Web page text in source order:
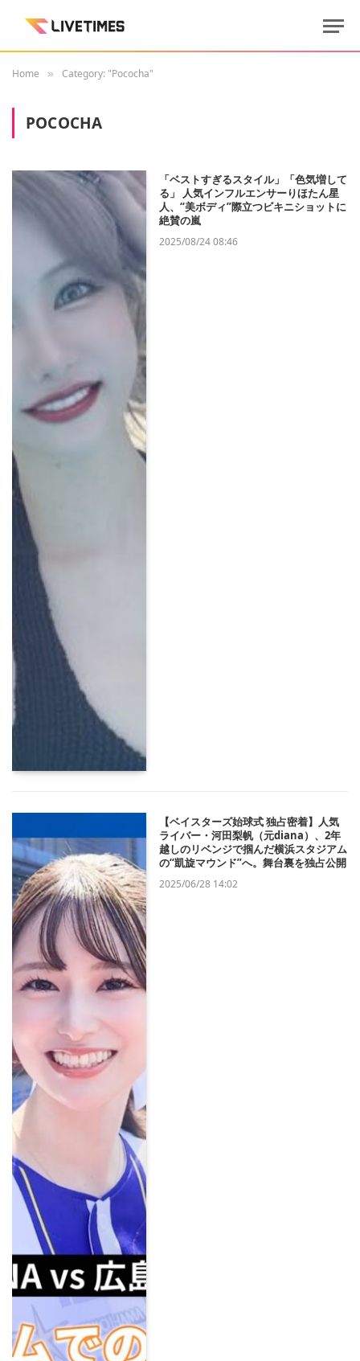
Home » Category: "Pococha"
POCOCHA
「ベストすぎるスタイル」「色気増して
る」 人気インフルエンサーりほたん星
人、“美ボディ”際立つビキニショットに
絶賛の嵐
2025/08/24 08:46
【ベイスターズ始球式 独占密着】人気
ライバー・河田梨帆（元diana）、2年
越しのリベンジで掴んだ横浜スタジアム
の“凱旋マウンド”へ。舞台裏を独占公開
2025/06/28 14:02